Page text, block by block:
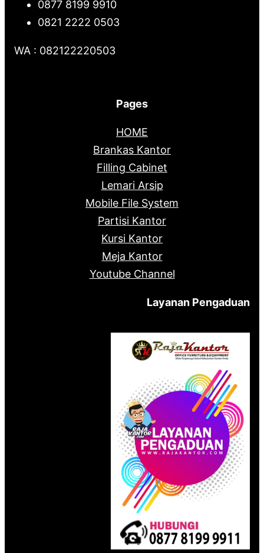
0877 8199 9910
0821 2222 0503
WA : 082122220503
Pages
HOME
Brankas Kantor
Filling Cabinet
Lemari Arsip
Mobile File System
Partisi Kantor
Kursi Kantor
Meja Kantor
Youtube Channel
Layanan Pengaduan